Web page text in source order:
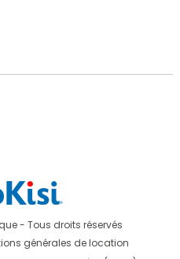
- Tous droits réservés
générales de location